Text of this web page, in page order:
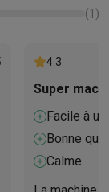
Soldes petit
Garantie du
à créditAlma
Vérifiez votre
à laver
idéale
(1 )
4.3
Super
Facile à
Bonne
Calme